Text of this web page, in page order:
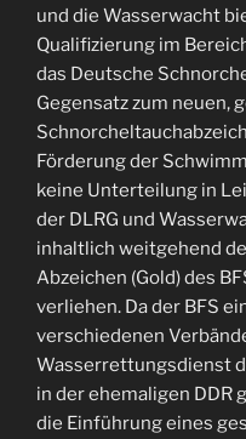
und die Wasserwacht
Qualifizierung im
das Deutsche
Gegensatz zum neuen,
Förderung der
keine Unterteilung in
der DLRG und
inhaltlich weitgehend
Abzeichen (Gold) des
verliehen. Da der BFS
verschiedenen
Wasserrettungsdienst
in der ehemaligen DDR
die Einführung eines